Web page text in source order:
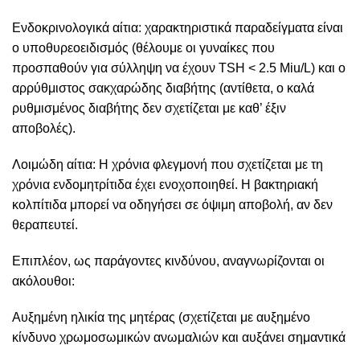
Ενδοκρινολογικά αίτια: χαρακτηριστικά παραδείγματα είναι
ο υποθυρεοειδισμός (θέλουμε οι γυναίκες που
προσπαθούν για σύλληψη να έχουν TSH < 2.5 Miu/L) και ο
αρρύθμιστος σακχαρώδης διαβήτης (αντίθετα, ο καλά
ρυθμισμένος διαβήτης δεν σχετίζεται με καθ’ έξιν
αποβολές).
Λοιμώδη αίτια: Η χρόνια φλεγμονή που σχετίζεται με τη
χρόνια ενδομητρίτιδα έχει ενοχοποιηθεί. Η βακτηριακή
κολπίτιδα μπορεί να οδηγήσει σε όψιμη αποβολή, αν δεν
θεραπευτεί.
Επιπλέον, ως παράγοντες κινδύνου, αναγνωρίζονται οι
ακόλουθοι:
Αυξημένη ηλικία της μητέρας (σχετίζεται με αυξημένο
κίνδυνο χρωμοσωμικών ανωμαλιών και αυξάνει σημαντικά